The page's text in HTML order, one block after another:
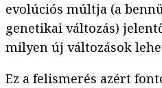
evolúciós múltja (a
genetikai változás)
milyen új változások
Ez a felismerés azért